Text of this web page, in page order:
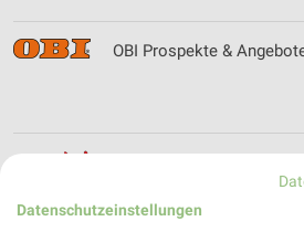
OBI Prospekte &
Datenschutzeinstellungen